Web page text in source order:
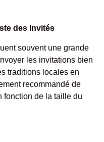
des Invités
souvent une grande
les invitations bien
traditions locales en
recommandé de
fonction de la taille du